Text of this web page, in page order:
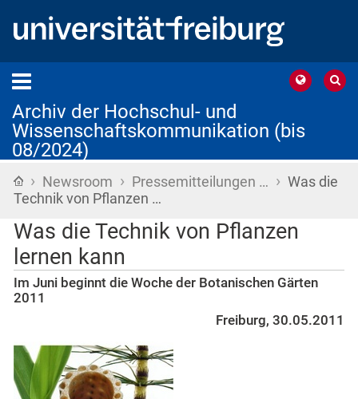
Archiv der Hochschul- und
Wissenschaftskommunikation (bis
08/2024)
Startseite
› Newsroom › Pressemitteilungen … › Was die
Technik von Pflanzen …
Was die Technik von Pflanzen
lernen kann
Im Juni beginnt die Woche der Botanischen Gärten
2011
Freiburg, 30.05.2011